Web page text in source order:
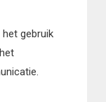
gebruik